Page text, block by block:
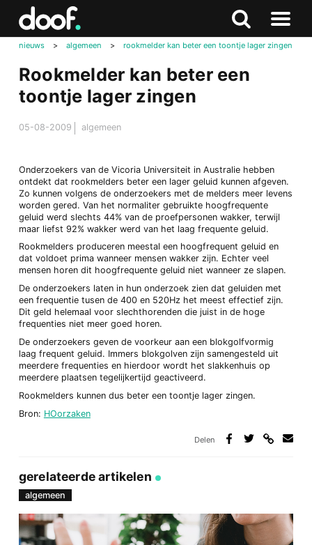
Zoeken
Naar
menu
nieuws > algemeen > rookmelder kan beter een toontje lager zingen
Rookmelder kan beter een
toontje lager zingen
05-08-2009 algemeen
Onderzoekers van de Vicoria Universiteit in Australie hebben
ontdekt dat rookmelders beter een lager geluid kunnen afgeven.
Zo kunnen volgens de onderzoekers met de melders meer levens
worden gered. Van het normaliter gebruikte hoogfrequente
geluid werd slechts 44% van de proefpersonen wakker, terwijl
maar liefst 92% wakker werd van het laag frequente geluid.
Rookmelders produceren meestal een hoogfrequent geluid en
dat voldoet prima wanneer mensen wakker zijn. Echter veel
mensen horen dit hoogfrequente geluid niet wanneer ze slapen.
De onderzoekers laten in hun onderzoek zien dat geluiden met
een frequentie tusen de 400 en 520Hz het meest effectief zijn.
Dit geld helemaal voor slechthorenden die juist in de hoge
frequenties niet meer goed horen.
De onderzoekers geven de voorkeur aan een blokgolfvormig
laag frequent geluid. Immers blokgolven zijn samengesteld uit
meerdere frequenties en hierdoor wordt het slakkenhuis op
meerdere plaatsen tegelijkertijd geactiveerd.
Rookmelders kunnen dus beter een toontje lager zingen.
Bron: HOorzaken
Delen
gerelateerde artikelen
algemeen
Doof.nl
Zoeken
naar